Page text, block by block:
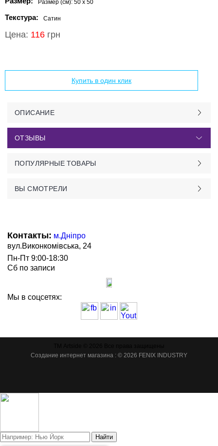
Размер (см): 50 x 50
Текстура: Сатин
Цена: 116 грн
Купить в один клик
ОПИСАНИЕ
ОТЗЫВЫ
ПОПУЛЯРНЫЕ ТОВАРЫ
ВЫ СМОТРЕЛИ
Контакты: м.Дніпро
вул.Виконкомівська, 24
Пн-Пт 9:00-18:30
Сб по записи
Мы в соцсетях:
Создание интернет магазина : © 2026 FENIX INDUSTRY
Найти